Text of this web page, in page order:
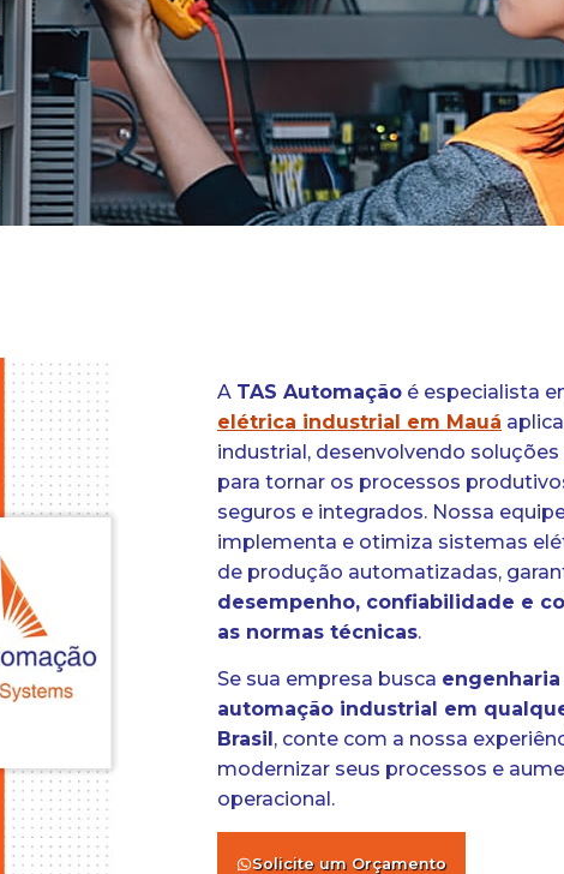
A TAS Automação é especialista
elétrica industrial em Mauá
industrial, desenvolvendo
para tornar os processos
seguros e integrados. Nossa
implementa e otimiza sistemas
de produção automatizadas,
desempenho, confiabilidade e
as normas técnicas.
Se sua empresa busca
automação industrial em
Brasil , conte com a nossa
modernizar seus processos e
operacional.
Solicite um Orçamento